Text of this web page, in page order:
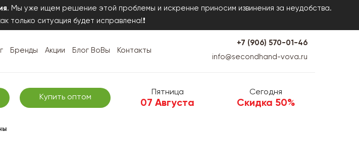
. Мы уже ищем решение этой проблемы и искренне приносим извинения за неудобства.
только ситуация будет исправлена!❗
Бренды Акции Блог ВоВы Контакты
+7 (906) 570-01-46
info@secondhand-vova.ru
Купить оптом
Пятница
07 Августа
Сегодня
Скидка 50%